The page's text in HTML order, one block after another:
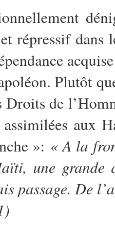
répressif dans
Plutôt
de
assimilées aux
»: « A la
une grande
passage. De